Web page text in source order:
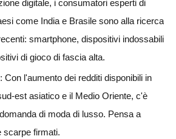
digitale, i consumatori esperti di
come India e Brasile sono alla ricerca
smartphone, dispositivi indossabili
di gioco di fascia alta.
: Con l'aumento dei redditi disponibili in
est asiatico e il Medio Oriente, c'è
di moda di lusso. Pensa a
scarpe firmati.